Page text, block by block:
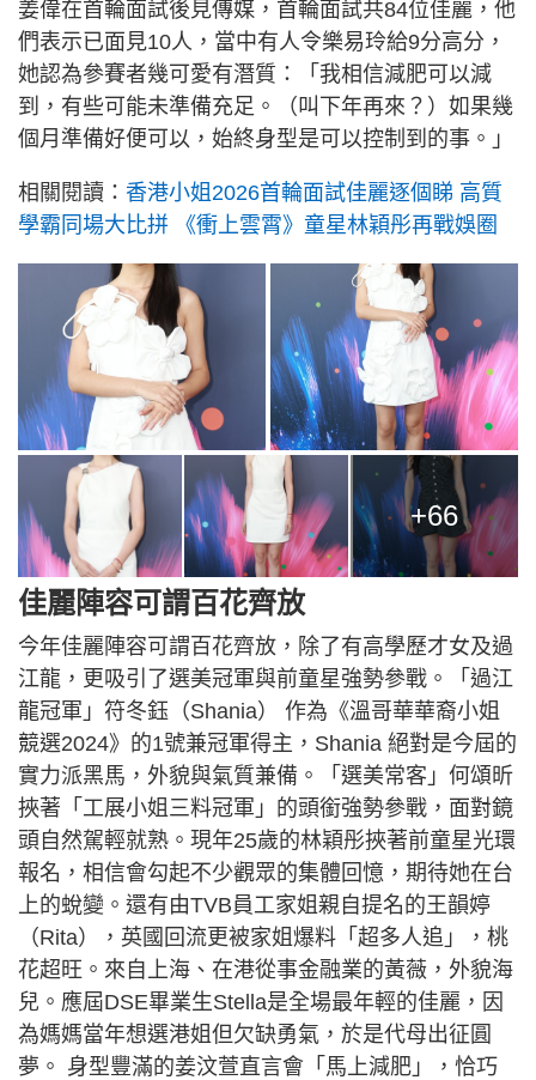
姜偉在首輪面試後見傳媒，首輪面試共84位佳麗，他
們表示已面見10人，當中有人令樂易玲給9分高分，
她認為參賽者幾可愛有潛質：「我相信減肥可以減
到，有些可能未準備充足。（叫下年再來？）如果幾
個月準備好便可以，始終身型是可以控制到的事。」
相關閱讀： 香港小姐2026首輪面試佳麗逐個睇 高質
學霸同場大比拼 《衝上雲霄》童星林穎彤再戰娛圈
+66
佳麗陣容可謂百花齊放
今年佳麗陣容可謂百花齊放，除了有高學歷才女及過
江龍，更吸引了選美冠軍與前童星強勢參戰。「過江
龍冠軍」符冬鈺（Shania） 作為《溫哥華華裔小姐
競選2024》的1號兼冠軍得主，Shania 絕對是今屆的
實力派黑馬，外貌與氣質兼備。「選美常客」何頌昕
挾著「工展小姐三料冠軍」的頭銜強勢參戰，面對鏡
頭自然駕輕就熟。現年25歲的林穎彤挾著前童星光環
報名，相信會勾起不少觀眾的集體回憶，期待她在台
上的蛻變。還有由TVB員工家姐親自提名的王韻婷
（Rita），英國回流更被家姐爆料「超多人追」，桃
花超旺。來自上海、在港從事金融業的黃薇，外貌海
兒。應屆DSE畢業生Stella是全場最年輕的佳麗，因
為媽媽當年想選港姐但欠缺勇氣，於是代母出征圓
夢。 身型豐滿的姜汶萱直言會「馬上減肥」，恰巧